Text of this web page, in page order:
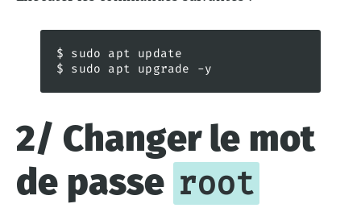
$ sudo apt update
$ sudo apt upgrade -y
2/ Changer le mot
de passe root